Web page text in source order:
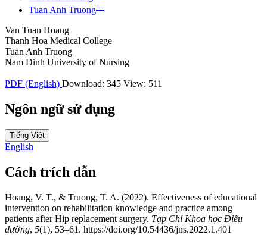
Tuan Anh Truong+−
Van Tuan Hoang
Thanh Hoa Medical College
Tuan Anh Truong
Nam Dinh University of Nursing
PDF (English) Download: 345 View: 511
Ngôn ngữ sử dụng
Tiếng Việt
English
Cách trích dẫn
Hoang, V. T., & Truong, T. A. (2022). Effectiveness of educational
intervention on rehabilitation knowledge and practice among
patients after Hip replacement surgery. Tạp Chí Khoa học Điều
dưỡng, 5(1), 53–61. https://doi.org/10.54436/jns.2022.1.401